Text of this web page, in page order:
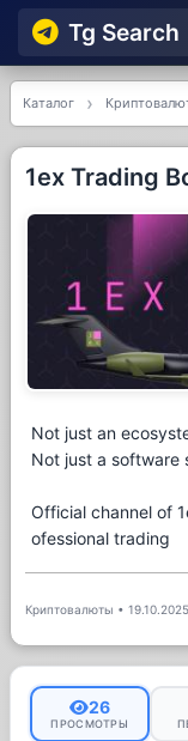
Tg Searсh
Каталог
1ex Trading
Not just an
Not just a software
Official channel of
ofessional trading
Криптовалюты • 19.10.2025
26
ПРОСМОТРЫ